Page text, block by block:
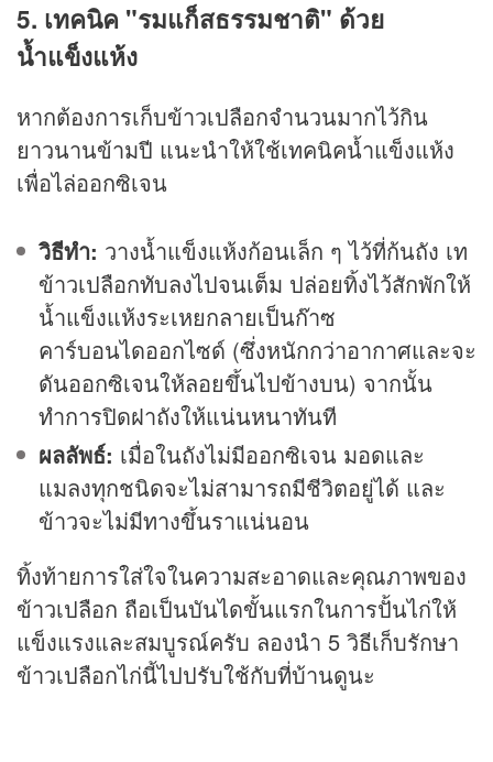
5. เทคนิค "รมแก็สธรรมชาติ" ด้วย
น้ำแข็งแห้ง
หากต้องการเก็บข้าวเปลือกจำนวนมากไว้กิน
ยาวนานข้ามปี แนะนำให้ใช้เทคนิคน้ำแข็งแห้ง
เพื่อไล่ออกซิเจน
วิธีทำ: วางน้ำแข็งแห้งก้อนเล็ก ๆ ไว้ที่ก้นถัง เท
ข้าวเปลือกทับลงไปจนเต็ม ปล่อยทิ้งไว้สักพักให้
น้ำแข็งแห้งระเหยกลายเป็นก๊าซ
คาร์บอนไดออกไซด์ (ซึ่งหนักกว่าอากาศและจะ
ดันออกซิเจนให้ลอยขึ้นไปข้างบน) จากนั้น
ทำการปิดฝาถังให้แน่นหนาทันที
ผลลัพธ์: เมื่อในถังไม่มีออกซิเจน มอดและ
แมลงทุกชนิดจะไม่สามารถมีชีวิตอยู่ได้ และ
ข้าวจะไม่มีทางขึ้นราแน่นอน
ทิ้งท้ายการใส่ใจในความสะอาดและคุณภาพของ
ข้าวเปลือก ถือเป็นบันไดขั้นแรกในการปั้นไก่ให้
แข็งแรงและสมบูรณ์ครับ ลองนำ 5 วิธีเก็บรักษา
ข้าวเปลือกไก่นี้ไปปรับใช้กับที่บ้านดูนะ